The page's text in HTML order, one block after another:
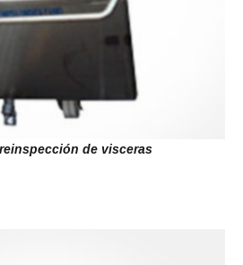
de visceras